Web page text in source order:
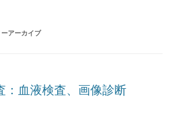
ーアーカイブ
：血液検査、画像診断